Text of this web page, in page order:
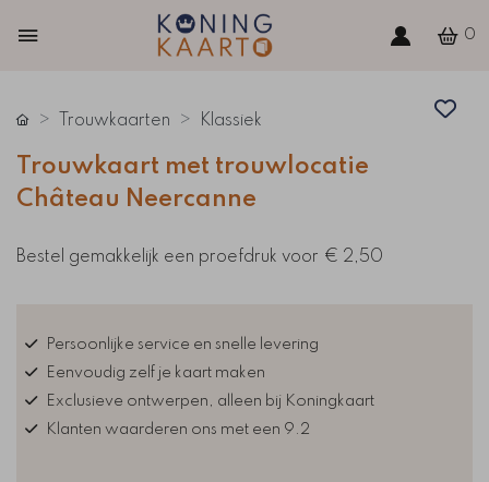
0
Trouwkaarten Klassiek
Trouwkaart met trouwlocatie
Château Neercanne
Bestel gemakkelijk een proefdruk voor € 2,50
Persoonlijke service en snelle levering
Eenvoudig zelf je kaart maken
Exclusieve ontwerpen, alleen bij Koningkaart
Klanten waarderen ons met een 9.2